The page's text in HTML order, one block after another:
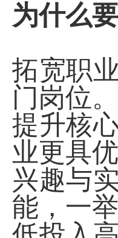
为什么
拓宽职
门岗位。
提升核
业更具优
兴趣与
能，一举